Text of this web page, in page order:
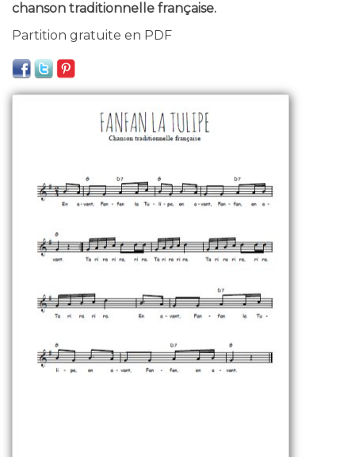
chanson traditionnelle française.
Partition gratuite en PDF